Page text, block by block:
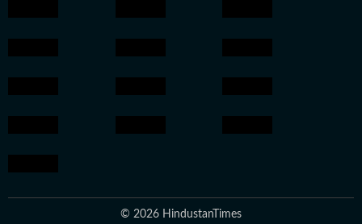
© 2026 HindustanTimes